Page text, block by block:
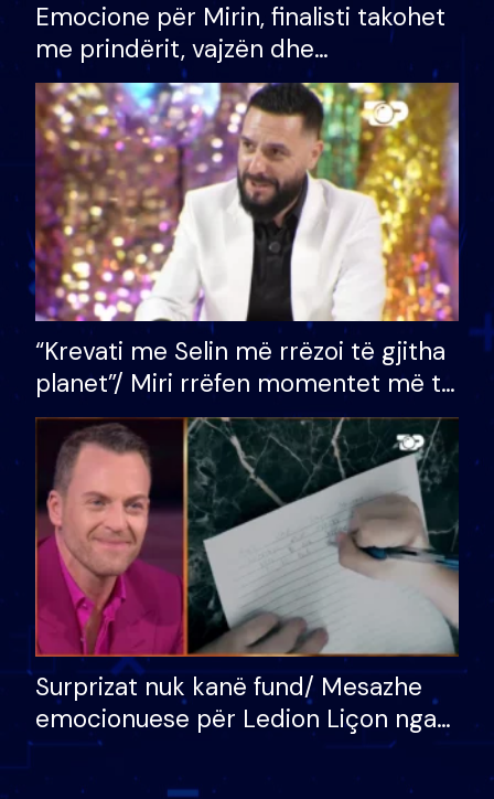
Emocione për Mirin, finalisti takohet
me prindërit, vajzën dhe
bashkëshorten: S’kemi ndonjë letër
divorci apo jo?
“Krevati me Selin më rrëzoi të gjitha
planet”/ Miri rrëfen momentet më të
bukura në shtëpinë e BB VIP: Do më
mungojë zilja e mëngjesit kur…
Surprizat nuk kanë fund/ Mesazhe
emocionuese për Ledion Liçon nga
nëna dhe fëmijët e tij, moderatori
nuk i mban dot lotët: Nuk meritoj…